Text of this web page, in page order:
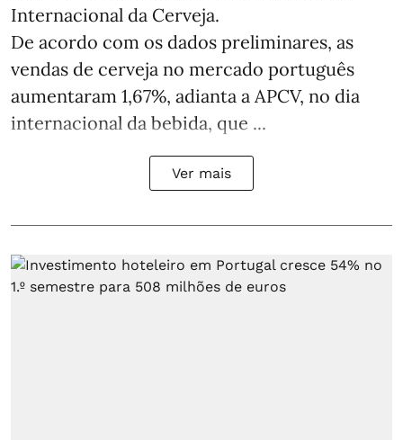
Internacional da Cerveja.
De acordo com os dados preliminares, as
vendas de cerveja no mercado português
aumentaram 1,67%, adianta a APCV, no dia
internacional da bebida, que ...
Ver mais